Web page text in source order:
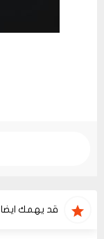
قد يهمك ايضا